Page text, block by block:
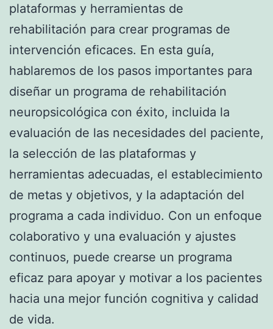
plataformas y herramientas de
rehabilitación para crear programas de
intervención eficaces. En esta guía,
hablaremos de los pasos importantes para
diseñar un programa de rehabilitación
neuropsicológica con éxito, incluida la
evaluación de las necesidades del paciente,
la selección de las plataformas y
herramientas adecuadas, el establecimiento
de metas y objetivos, y la adaptación del
programa a cada individuo. Con un enfoque
colaborativo y una evaluación y ajustes
continuos, puede crearse un programa
eficaz para apoyar y motivar a los pacientes
hacia una mejor función cognitiva y calidad
de vida.